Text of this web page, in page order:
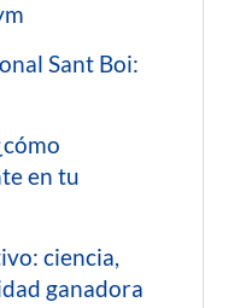
Sant Boi:
en tu
ciencia,
ganadora